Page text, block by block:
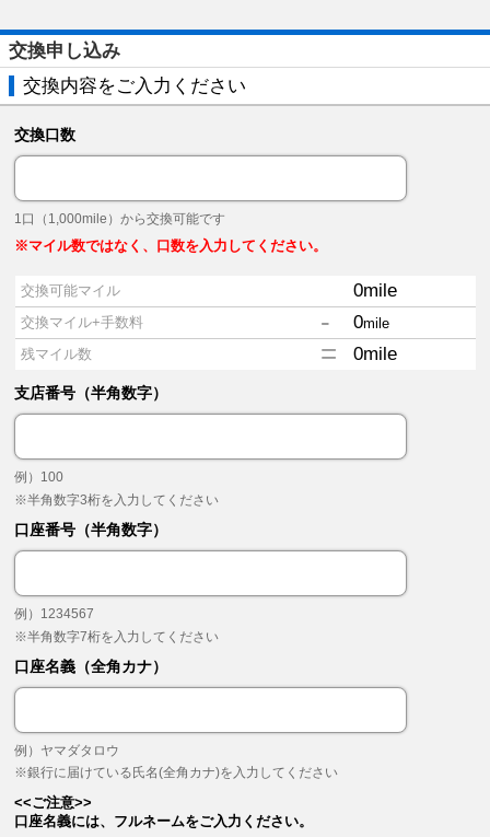
交換申し込み
交換内容をご入力ください
交換口数
1口（1,000mile）から交換可能です
※マイル数ではなく、口数を入力してください。
交換可能マイル 0mile
交換マイル+手数料 - 0mile
残マイル数
= 0mile
支店番号（半角数字）
例）100
※半角数字3桁を入力してください
口座番号（半角数字）
例）1234567
※半角数字7桁を入力してください
口座名義（全角カナ）
例）ヤマダタロウ
※銀行に届けている氏名(全角カナ)を入力してください
<<ご注意>>
口座名義には、フルネームをご入力ください。